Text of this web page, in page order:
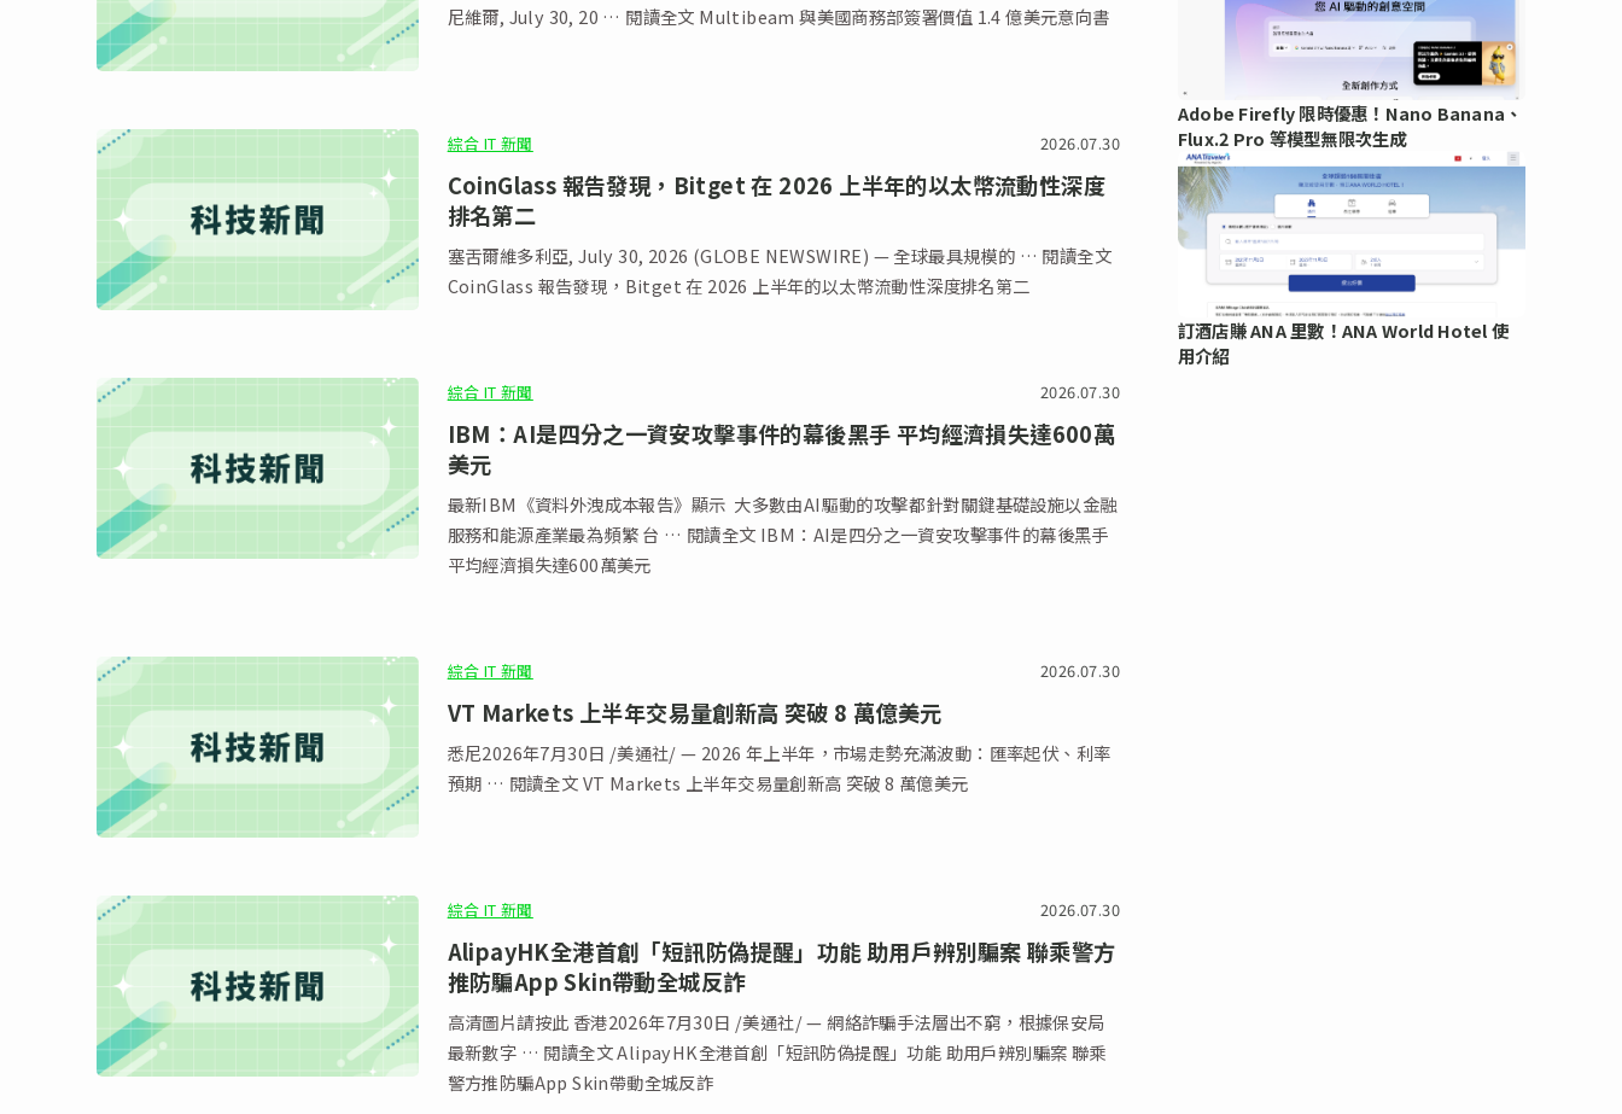
尼維爾, July 30, 20 … 閱讀全文 Multibeam 與美國商務部簽署價值 1.4 億美元意向書
綜合 IT 新聞 2026.07.30
CoinGlass 報告發現，Bitget 在 2026 上半年的以太幣流動性深度
排名第二
塞舌爾維多利亞, July 30, 2026 (GLOBE NEWSWIRE) — 全球最具規模的 … 閱讀全文
CoinGlass 報告發現，Bitget 在 2026 上半年的以太幣流動性深度排名第二
綜合 IT 新聞 2026.07.30
IBM：AI是四分之一資安攻擊事件的幕後黑手 平均經濟損失達600萬
美元
最新IBM《資料外洩成本報告》顯示 大多數由AI驅動的攻擊都針對關鍵基礎設施以金融
服務和能源產業最為頻繁 台 … 閱讀全文 IBM：AI是四分之一資安攻擊事件的幕後黑手
平均經濟損失達600萬美元
綜合 IT 新聞 2026.07.30
VT Markets 上半年交易量創新高 突破 8 萬億美元
悉尼2026年7月30日 /美通社/ — 2026 年上半年，市場走勢充滿波動：匯率起伏、利率
預期 … 閱讀全文 VT Markets 上半年交易量創新高 突破 8 萬億美元
綜合 IT 新聞 2026.07.30
AlipayHK全港首創「短訊防偽提醒」功能 助用戶辨別騙案 聯乘警方
推防騙App Skin帶動全城反詐
高清圖片請按此 香港2026年7月30日 /美通社/ — 網絡詐騙手法層出不窮，根據保安局
最新數字 … 閱讀全文 AlipayHK全港首創「短訊防偽提醒」功能 助用戶辨別騙案 聯乘
警方推防騙App Skin帶動全城反詐
Adobe Firefly 限時優惠！Nano Banana、
Flux.2 Pro 等模型無限次生成
訂酒店賺 ANA 里數！ANA World Hotel 使
用介紹